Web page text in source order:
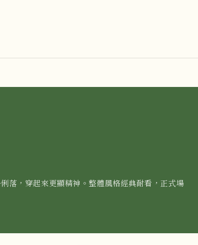
落，穿起來更顯精神。整體風格經典耐看，正式場